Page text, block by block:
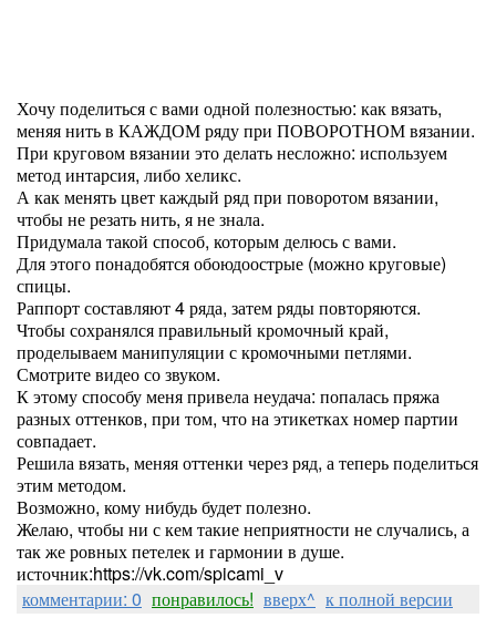
Хочу поделиться с вами одной полезностью: как вязать,
меняя нить в КАЖДОМ ряду при ПОВОРОТНОМ вязании.
При круговом вязании это делать несложно: используем
метод интарсия, либо хеликс.
А как менять цвет каждый ряд при поворотом вязании,
чтобы не резать нить, я не знала.
Придумала такой способ, которым делюсь с вами.
Для этого понадобятся обоюдоострые (можно круговые)
спицы.
Раппорт составляют 4 ряда, затем ряды повторяются.
Чтобы сохранялся правильный кромочный край,
проделываем манипуляции с кромочными петлями.
Смотрите видео со звуком.
К этому способу меня привела неудача: попалась пряжа
разных оттенков, при том, что на этикетках номер партии
совпадает.
Решила вязать, меняя оттенки через ряд, а теперь поделиться
этим методом.
Возможно, кому нибудь будет полезно.
Желаю, чтобы ни с кем такие неприятности не случались, а
так же ровных петелек и гармонии в душе.
источник:https://vk.com/spicami_v
комментарии: 0 понравилось! вверх^ к полной версии